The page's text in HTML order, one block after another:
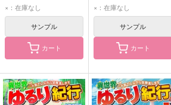
×：在庫なし
サンプル
カート
×：在庫なし
サンプル
カート